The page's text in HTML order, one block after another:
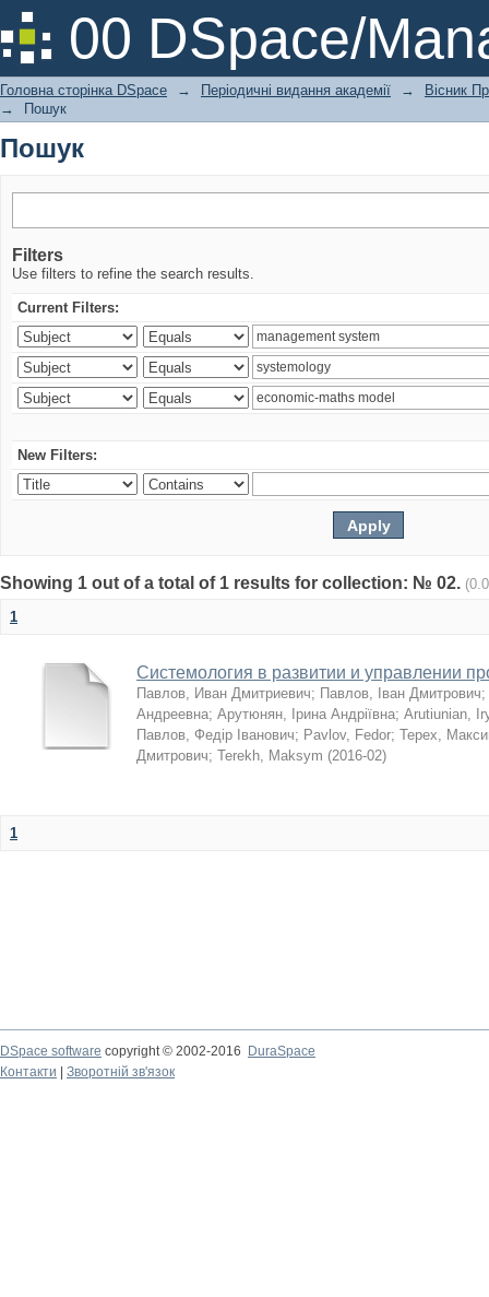
00 DSpace/
Пошук
Головна сторінка DSpace → Періодичні видання академії →
Вісник
→
Пошук
Пошук
Filters
Use filters to refine the search results.
Current Filters:
New Filters:
Showing 1 out of a total of 1 results for collection: № 02.
1
Системология в развитии и управлении
Павлов, Иван Дмитриевич; Павлов, Іван Дмитрович;
Андреевна; Арутюнян, Ірина Андріївна; Arutiunian,
Павлов, Федір Іванович; Pavlov, Fedor; Терех,
Дмитрович; Terekh, Maksym (2016-02)
1
DSpace software copyright © 2002-2016
DuraSpace
Контакти
Зворотній зв'язок